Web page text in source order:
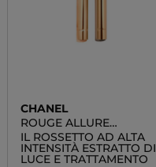
CHANEL
ROUGE ALLURE
L'EXTRAIT - RICARICA
IL ROSSETTO AD ALTA
INTENSITÀ ESTRATTO DI
LUCE E TRATTAMENTO